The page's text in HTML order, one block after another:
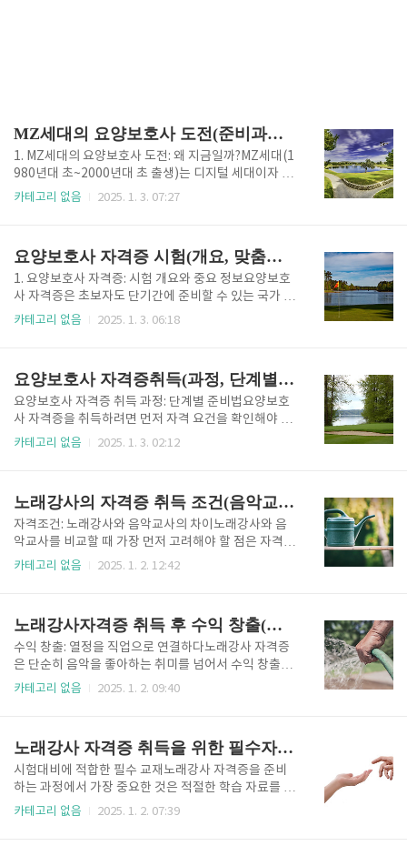
MZ세대의 요양보호사 도전(준비과정, 트렌드 및 전망)
1. MZ세대의 요양보호사 도전: 왜 지금일까?MZ세대(1
980년대 초~2000년대 초 출생)는 디지털 세대이자 변
화에 민감한 세대로, 사회적 가치를 중요하게 여기는 특
게 요양보호사는 매력적인 선택지입니다.사회적 기여
와 보람: 노인들의 삶의 질을 향상시키며, 가족들에게
도움을 제공하는 역할은 큰 보람을 안겨줍니다.유연한
근무 환경: 풀타임뿐 아니라 파트타임으로도 근무가 가
능하며, 시간제 근무로 본인의 라이프스타일에 맞게 일
뛰어나다는 특징이 ..
카테고리 없음 2025. 1. 3. 07:27
요양보호사 자격증 시험(개요, 맞춤전략, 전망)
1. 요양보호사 자격증: 시험 개요와 중요 정보요양보호
사 자격증은 초보자도 단기간에 준비할 수 있는 국가 자
격증으로, 실질적인 현장 능력을 평가하는 것이 특징입
습니다.요양보호사의 직업적 역할과 기본 윤리응급처
치 및 노인 관련 질병 관리요양보호 관련 법규 및 제도
실기시험은 실무 중심으로 이루어지며, 현장에서 요구
되는 다양한 기술을 테스트합니다. 주요 시험 항목으로
는 다음과 같은 작업이 포함됩니다.휠체어 이동 보조침
호사 자격증을 취득하려면 체계..
카테고리 없음 2025. 1. 3. 06:18
요양보호사 자격증취득(과정, 단계별 준비, 예산, 미래전망)
요양보호사 자격증 취득 과정: 단계별 준비법요양보호
사 자격증을 취득하려면 먼저 자격 요건을 확인해야 합
니다. 만 18세 이상이면 누구나 도전할 수 있지만, 자격
은 요양보호사의 기본 역할과 법적 지식, 실습에서는 응
급처치, 신체 활동 보조 등 실무에 필요한 기술을 배웁
니다. 마지막으로 현장실습에서는 요양시설이나 가정
에서 실제 업무를 경험하며 현장에서의 적응력을 높입
니다.교육 과정 이수 후에는 필기시험과 실기시험을 통
양보호사 시험은 1년에 4회 ..
카테고리 없음 2025. 1. 3. 02:12
노래강사의 자격증 취득 조건(음악교사 차이, 가능성과 안정성, 체계성)
자격조건: 노래강사와 음악교사의 차이노래강사와 음
악교사를 비교할 때 가장 먼저 고려해야 할 점은 자격조
건입니다. 두 직업 모두 음악을 가르치는 공통점을 가지
필기시험과 실기시험을 통과하면 누구나 취득할 수 있
습니다. 노래강사는 주로 노래 지도에 특화된 지식과 실
력을 요구하며, 발성법, 음정 및 리듬 지도와 같은 실질
적인 강의 능력이 중요합니다.반면, 음악교사는 초·중·
고등학교에서 학생들에게 음악을 가르치는 교사로, 정
격증을 취득해야 합니다. 이 과정..
카테고리 없음 2025. 1. 2. 12:42
노래강사자격증 취득 후 수익 창출(직업, 전문성, 미래)
수익 창출: 열정을 직업으로 연결하다노래강사 자격증
은 단순히 음악을 좋아하는 취미를 넘어서 수익 창출의
수단으로 변환할 수 있는 강력한 도구입니다. 특히, 음
혹은 온라인 레슨 강사로 일을 시작할 수 있습니다. 개
인 레슨의 경우 시간당 평균 5만 원에서 10만 원까지 수
익을 얻을 수 있으며, 학생의 실력과 요구에 따라 레슨
비용을 조정할 수 있는 유연성이 있습니다. 특히, 학생
수를 늘리거나 그룹 레슨을 병행하면 더 높은 수익을 기
카테고리 없음 2025. 1. 2. 09:40
노래강사 자격증 취득을 위한 필수자료(필수교제,활용자료, 트렌드)
시험대비에 적합한 필수 교재노래강사 자격증을 준비
하는 과정에서 가장 중요한 것은 적절한 학습 자료를 선
택하는 것입니다. 시험에서 다뤄지는 내용은 필기와 실
카테고리 없음 2025. 1. 2. 07:39